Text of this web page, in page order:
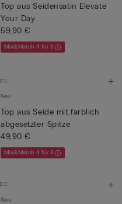
Top aus Seidensatin Elevate
Your Day
59,90 €
Mix&Match 4 für 3
Neu
Top aus Seide mit farblich
abgesetzter Spitze
49,90 €
Mix&Match 4 für 3
Neu